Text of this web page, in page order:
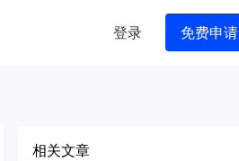
登录 免费申请
相关文章